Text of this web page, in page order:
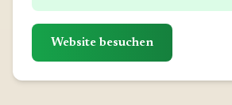
Website besuchen